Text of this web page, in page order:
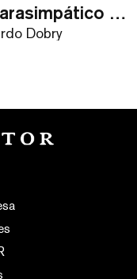
El Parasimpático / eBook
Dobry